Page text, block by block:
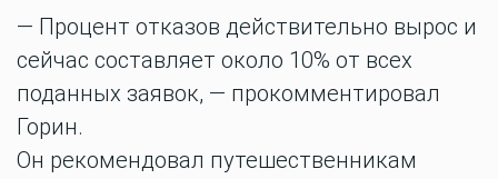
— Процент отказов действительно вырос и
сейчас составляет около 10% от всех
поданных заявок, — прокомментировал
Горин.
Он рекомендовал путешественникам